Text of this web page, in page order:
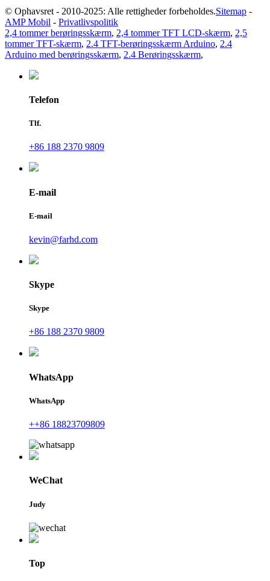
© Ophavsret - 2010-2025: Alle rettigheder forbeholdes.Sitemap -
AMP Mobil - Privatlivspolitik
2,4 tommer berøringsskærm, 2,4 tommer TFT LCD-skærm, 2,5
tommer TFT-skærm, 2.4 TFT-berøringsskærm Arduino, 2.4
Arduino med berøringsskærm, 2.4 Berøringsskærm,
Telefon
Tlf.
+86 188 2370 9809
E-mail
E-mail
kevin@farhd.com
Skype
Skype
+86 188 2370 9809
WhatsApp
WhatsApp
++86 18823709809
WeChat
Judy
Top